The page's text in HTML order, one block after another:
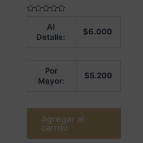
Al
Detalle:
$6.000
Por
Mayor:
$5.200
Agregar al
carrito